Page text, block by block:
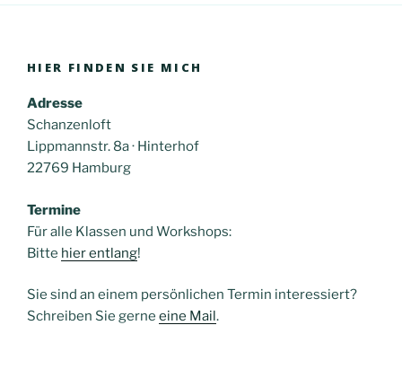
HIER FINDEN SIE MICH
Adresse
Schanzenloft
Lippmannstr. 8a · Hinterhof
22769 Hamburg
Termine
Für alle Klassen und Workshops:
Bitte hier entlang!
Sie sind an einem persönlichen Termin interessiert?
Schreiben Sie gerne eine Mail .